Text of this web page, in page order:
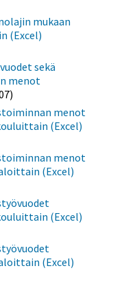
mukaan
(Excel)
sekä
menot
menot
(Excel)
menot
(Excel)
(Excel)
(Excel)